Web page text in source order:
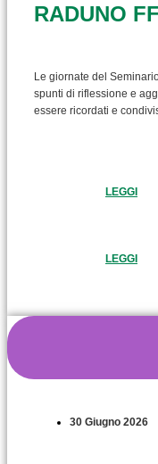
RADUNO
Le giornate del
spunti di riflessione e
essere ricordati e
LEGGI
LEGGI
30 Giugno 2026